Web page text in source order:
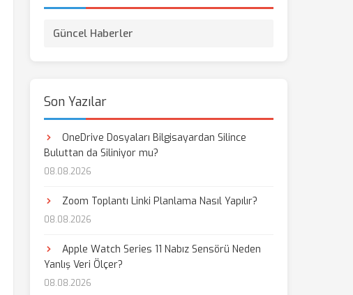
Güncel Haberler
Son Yazılar
OneDrive Dosyaları Bilgisayardan Silince
Buluttan da Siliniyor mu?
08.08.2026
Zoom Toplantı Linki Planlama Nasıl Yapılır?
08.08.2026
Apple Watch Series 11 Nabız Sensörü Neden
Yanlış Veri Ölçer?
08.08.2026